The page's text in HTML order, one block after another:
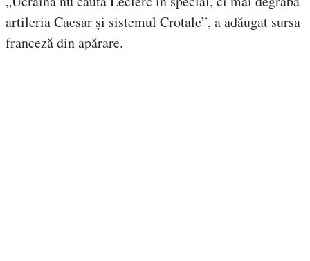
artileria Caesar și sistemul Crotale”, a adăugat sursa
franceză din apărare.